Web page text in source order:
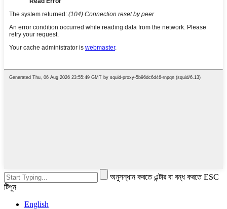
অনুসন্ধান করতে এন্টার বা বন্ধ করতে ESC
টিপুন
English